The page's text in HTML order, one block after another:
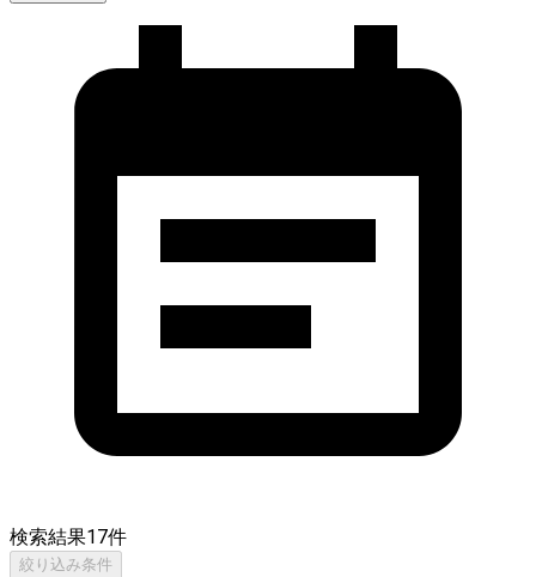
検索結果17件
絞り込み条件